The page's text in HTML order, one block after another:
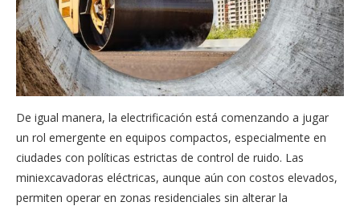
De igual manera, la electrificación está comenzando a jugar
un rol emergente en equipos compactos, especialmente en
ciudades con políticas estrictas de control de ruido. Las
miniexcavadoras eléctricas, aunque aún con costos elevados,
permiten operar en zonas residenciales sin alterar la